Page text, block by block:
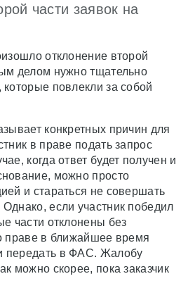
части заявок на
отклонение второй
делом нужно тщательно
которые повлекли за собой
конкретных причин для
в праве подать запрос
когда ответ будет получен и
можно просто
и стараться не совершать
если участник победил
части отклонены без
праве в ближайшее время
передать в ФАС. Жалобу
можно скорее, пока заказчик